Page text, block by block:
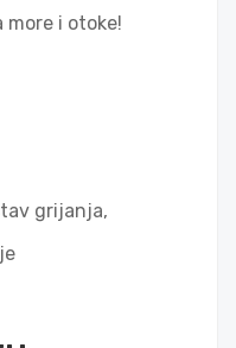
more i otoke!
grijanja,